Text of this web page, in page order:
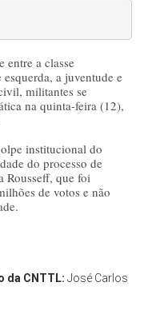
entre a classe
a juventude e
militantes se
na quinta-feira (12),
institucional do
do processo de
Rousseff, que foi
de votos e não
da CNTTL: José Carlos